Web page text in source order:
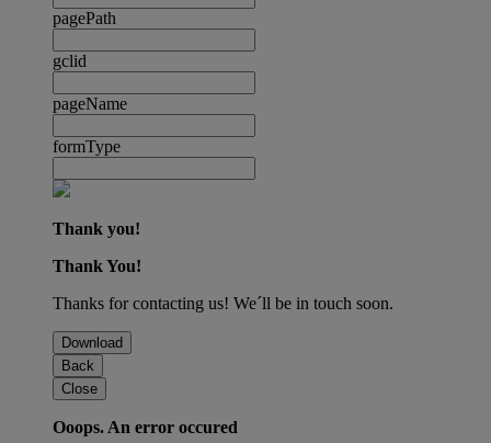
pagePath
gclid
pageName
formType
Thank you!
Thank You!
Thanks for contacting us! We´ll be in touch soon.
Download
Back
Close
Ooops. An error occured